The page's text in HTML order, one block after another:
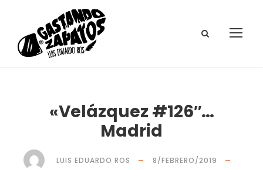
«Velázquez #126″…
Madrid
LUIS EDUARDO ROS
8/FEBRERO/2019